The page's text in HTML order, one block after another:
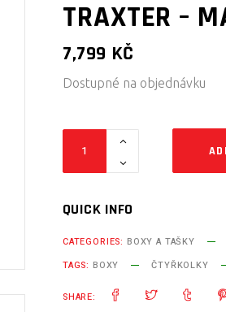
TRAXTER –
7,799 KČ
Dostupné na objednávku
KORBU
AM
TRAXTER
-
QUICK INFO
CATEGORIES: BOXY A TAŠKY
TAGS: BOXY ČTYŘKOLKY
SHARE: